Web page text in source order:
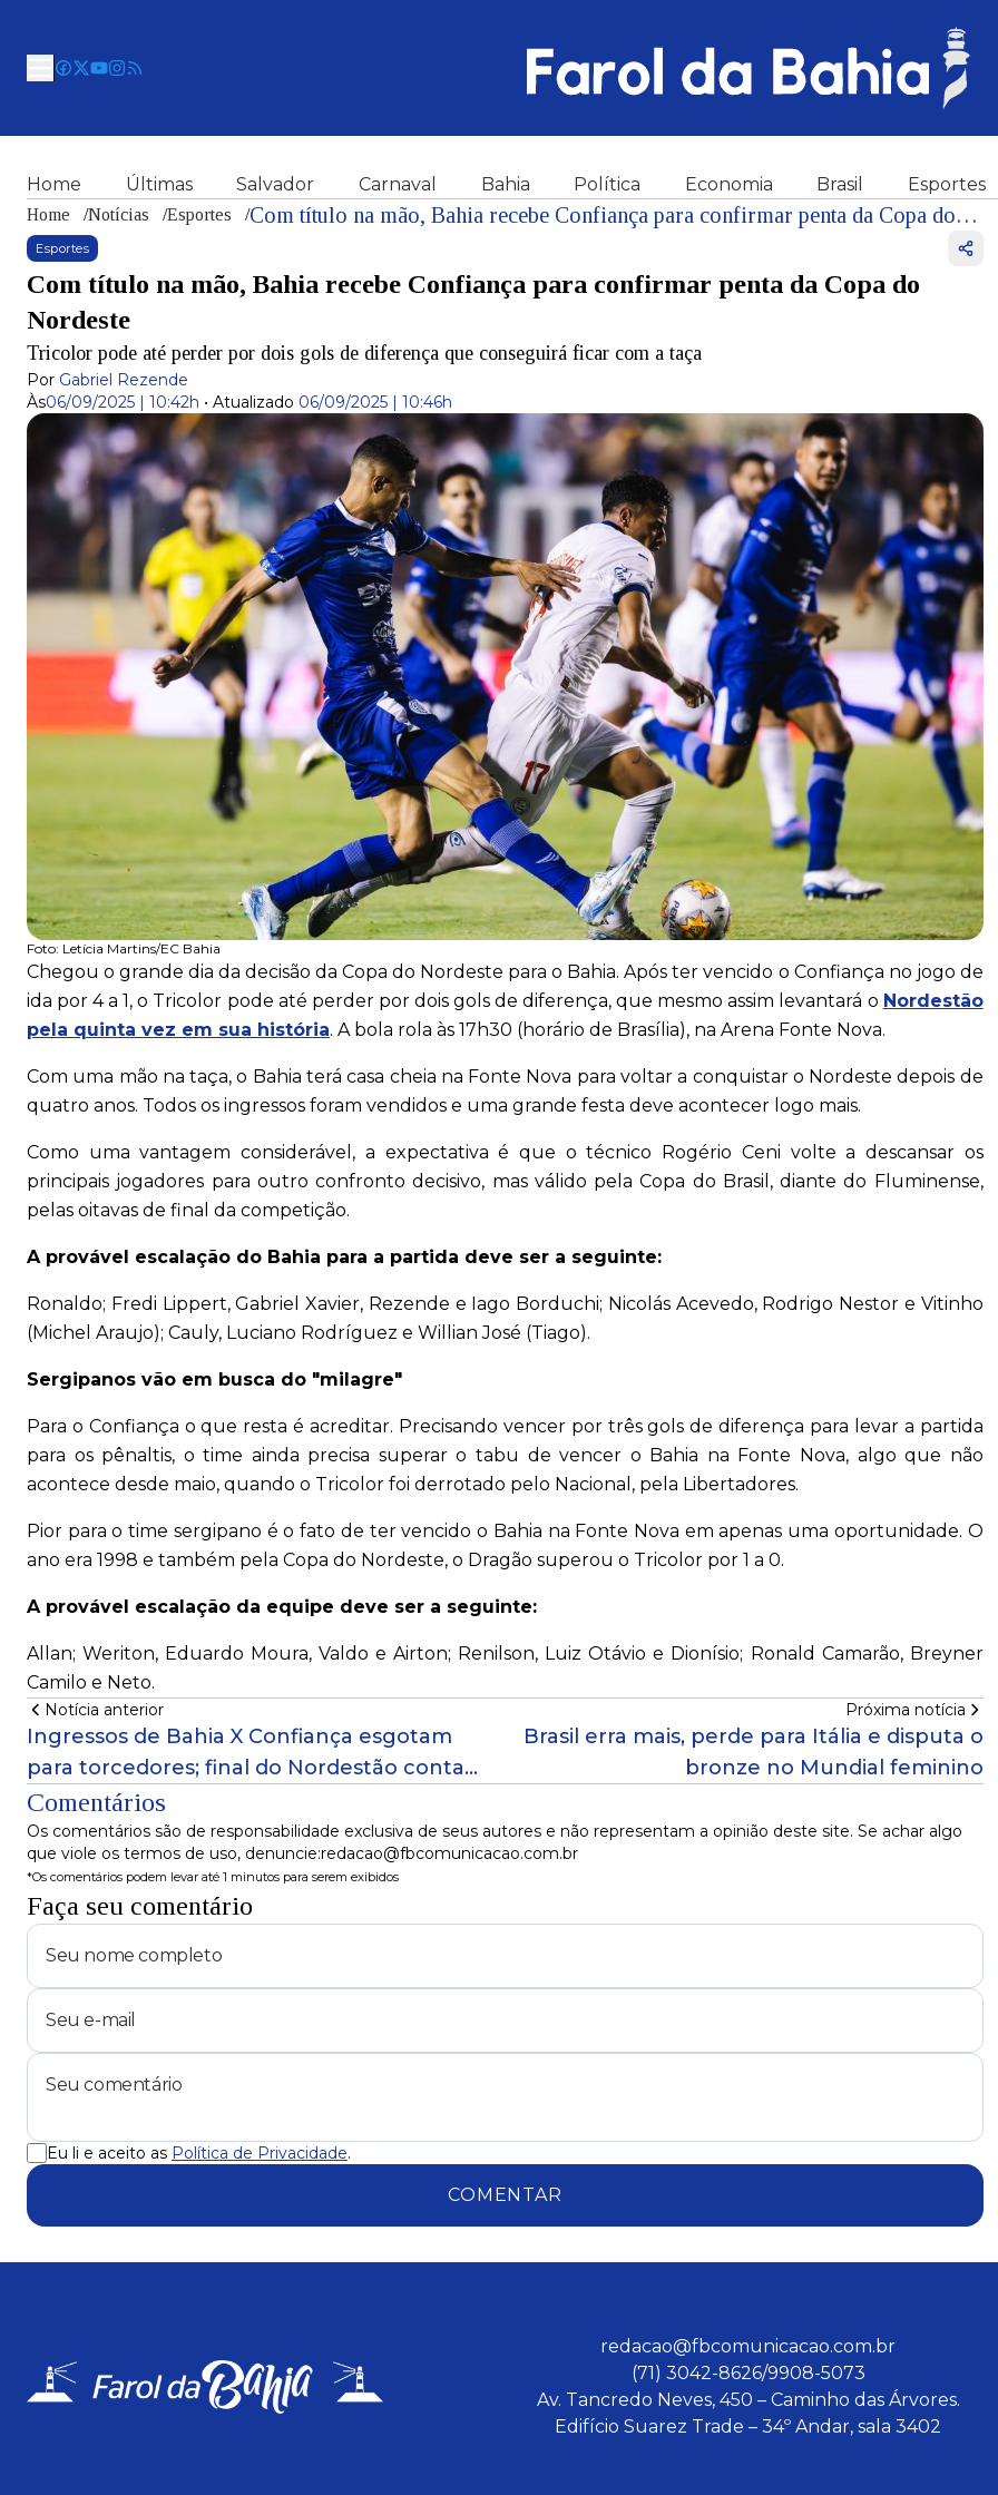
Home Últimas Salvador Carnaval Bahia Política Economia Brasil Esportes
Home /Notícias /Esportes / Com título na mão, Bahia recebe Confiança para confirmar penta da Copa do Nordeste
Esportes
Com título na mão, Bahia recebe Confiança para confirmar penta da Copa do
Nordeste
Tricolor pode até perder por dois gols de diferença que conseguirá ficar com a taça
Por Gabriel Rezende
Às06/09/2025 | 10:42h • Atualizado 06/09/2025 | 10:46h
Foto: Letícia Martins/EC Bahia
Chegou o grande dia da decisão da Copa do Nordeste para o Bahia. Após ter vencido o Confiança no jogo de
ida por 4 a 1, o Tricolor pode até perder por dois gols de diferença, que mesmo assim levantará o Nordestão
pela quinta vez em sua história. A bola rola às 17h30 (horário de Brasília), na Arena Fonte Nova.
Com uma mão na taça, o Bahia terá casa cheia na Fonte Nova para voltar a conquistar o Nordeste depois de
quatro anos. Todos os ingressos foram vendidos e uma grande festa deve acontecer logo mais.
Como uma vantagem considerável, a expectativa é que o técnico Rogério Ceni volte a descansar os
principais jogadores para outro confronto decisivo, mas válido pela Copa do Brasil, diante do Fluminense,
pelas oitavas de final da competição.
A provável escalação do Bahia para a partida deve ser a seguinte:
Ronaldo; Fredi Lippert, Gabriel Xavier, Rezende e Iago Borduchi; Nicolás Acevedo, Rodrigo Nestor e Vitinho
(Michel Araujo); Cauly, Luciano Rodríguez e Willian José (Tiago).
Sergipanos vão em busca do "milagre"
Para o Confiança o que resta é acreditar. Precisando vencer por três gols de diferença para levar a partida
para os pênaltis, o time ainda precisa superar o tabu de vencer o Bahia na Fonte Nova, algo que não
acontece desde maio, quando o Tricolor foi derrotado pelo Nacional, pela Libertadores.
Pior para o time sergipano é o fato de ter vencido o Bahia na Fonte Nova em apenas uma oportunidade. O
ano era 1998 e também pela Copa do Nordeste, o Dragão superou o Tricolor por 1 a 0.
A provável escalação da equipe deve ser a seguinte:
Allan; Weriton, Eduardo Moura, Valdo e Airton; Renilson, Luiz Otávio e Dionísio; Ronald Camarão, Breyner
Camilo e Neto.
Notícia anterior
Ingressos de Bahia X Confiança esgotam
para torcedores; final do Nordestão conta
com público total na Arena Fonte Nova
Próxima notícia
Brasil erra mais, perde para Itália e disputa o
bronze no Mundial feminino
Comentários
Os comentários são de responsabilidade exclusiva de seus autores e não representam a opinião deste site. Se achar algo
que viole os termos de uso, denuncie:redacao@fbcomunicacao.com.br
*Os comentários podem levar até 1 minutos para serem exibidos
Faça seu comentário
Eu li e aceito as Política de Privacidade.
COMENTAR
Moda & Beleza
tendências que estão dominando as ruas dinamarquesas!
redacao@fbcomunicacao.com.br
(71) 3042-8626/9908-5073
Av. Tancredo Neves, 450 – Caminho das Árvores.
Edifício Suarez Trade – 34º Andar, sala 3402